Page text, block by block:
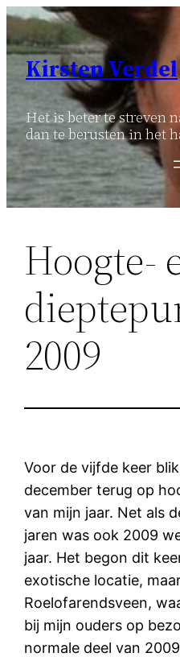
Ga
naar
inhoud
Kirsten Verdel
Het is beter te streven
dan te berusten in het
Hoogte-
2009
Voor de vijfde keer
december terug op
van mijn jaar. Net als
jaren was ook 2009
jaar. Het begon dit
exotische locatie,
Roelofarendsveen,
bij mijn ouders op
normale deel van